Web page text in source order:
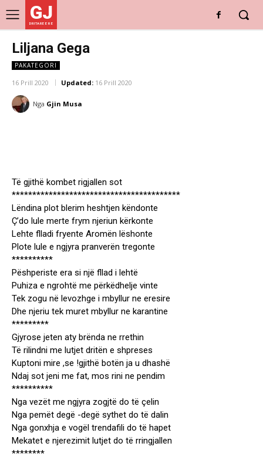
GJ
DRITARE E RE
Liljana Gega
PAKATEGORI
16 Prill 2020 Updated: 16 Prill 2020
Nga Gjin Musa
Të gjithë kombet rigjallen sot
*****************************************
Lëndina plot blerim heshtjen këndonte
Ç’do lule merte frym njeriun kërkonte
Lehte flladi fryente Aromën lëshonte
Plote lule e ngjyra pranverën tregonte
**********
Pëshperiste era si një fllad i lehtë
Puhiza e ngrohtë me përkëdhelje vinte
Tek zogu në levozhge i mbyllur ne eresire
Dhe njeriu tek muret mbyllur ne karantine
*********
Gjyrose jeten aty brënda ne rrethin
Të rilindni me lutjet dritën e shpreses
Kuptoni mire ,se !gjithë botën ja u dhashë
Ndaj sot jeni me fat, mos rini ne pendim
**********
Nga vezët me ngjyra zogjtë do të çelin
Nga pemët degë -degë sythet do të dalin
Nga gonxhja e vogël trendafili do të hapet
Mekatet e njerezimit lutjet do të rringjallen
********